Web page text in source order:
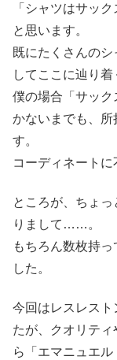
「シャツはサッ
と思います。
既にたくさんの
してここに辿り着
僕の場合「サッ
かないまでも、
す。
コーディネートに
ところが、ちょ
りまして……。
もちろん数枚持
した。
今回はレスレスト
たが、クオリテ
ら「エマニュエ